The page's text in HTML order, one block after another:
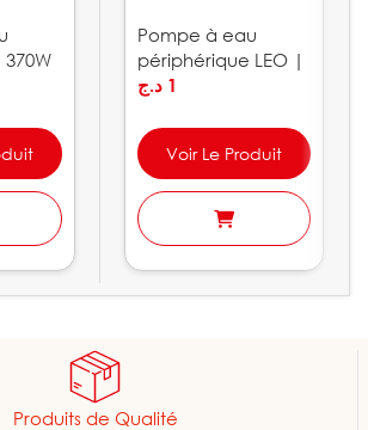
Pompe à eau
périphérique LEO |
XQm
1 د.ج
Voir Le Produit
Produits de Qualité